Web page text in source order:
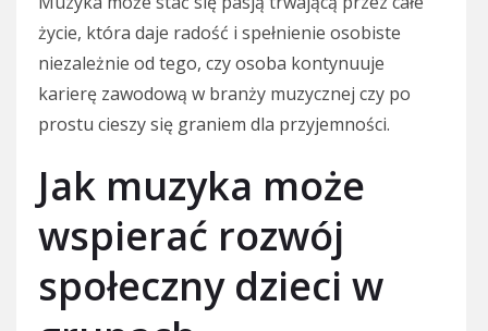
życie, która daje radość i spełnienie osobiste
niezależnie od tego, czy osoba kontynuuje
karierę zawodową w branży muzycznej czy po
prostu cieszy się graniem dla przyjemności.
Jak muzyka może
wspierać rozwój
społeczny dzieci w